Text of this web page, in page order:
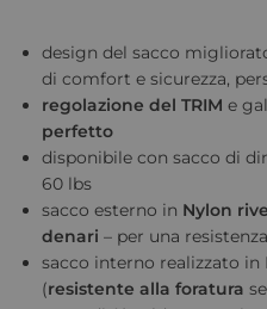
design del sacco
di comfort e sicurezza,
regolazione del TRIM e
perfetto
disponibile con sacco di
60 lbs
sacco esterno in Nylon
denari – per una
sacco interno realizzato in
(resistente alla foratura